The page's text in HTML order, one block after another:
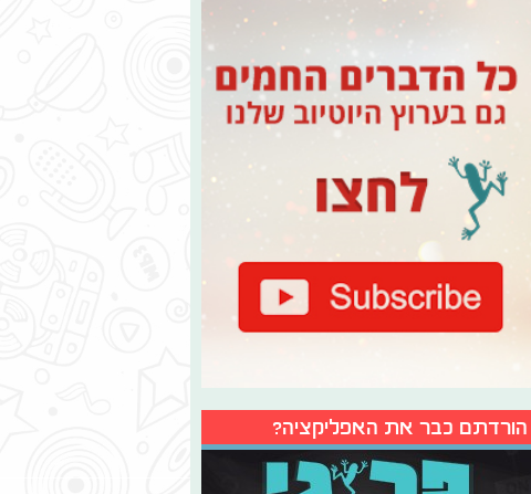
הורדתם כבר את האפליקציה?